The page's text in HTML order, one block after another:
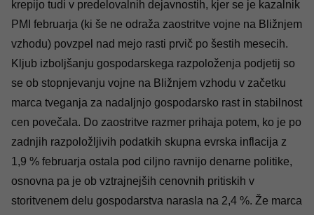
krepijo tudi v predelovalnih dejavnostih, kjer se je kazalnik
PMI februarja (ki še ne odraža zaostritve vojne na Bližnjem
vzhodu) povzpel nad mejo rasti prvič po šestih mesecih.
Kljub izboljšanju gospodarskega razpoloženja podjetij so
se ob stopnjevanju vojne na Bližnjem vzhodu v začetku
marca tveganja za nadaljnjo gospodarsko rast in stabilnost
cen povečala. Do zaostritve razmer prihaja potem, ko je po
zadnjih razpoložljivih podatkih skupna evrska inflacija z
1,9 % februarja ostala pod ciljno ravnijo denarne politike,
osnovna pa je ob vztrajnejših cenovnih pritiskih v
storitvenem delu gospodarstva narasla na 2,4 %. Že marca